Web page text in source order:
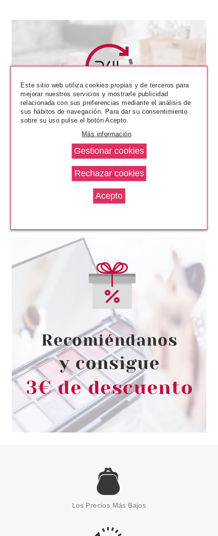
CATRICE
CATRICE STROBING LIGHT
SPECTRUM 030 CANDY
COTTON
Pvr 5.69€
-22%
desde
4.44€
CATRICE
CATRICE ILUMINADOR EN
POLVO MORE THAN GLOW 010
ULTIMATE PLATINUM GLAZE
-17%
desde
3.80€
CATRICE
CATRICE PREBASE
HIDRATANTE AQUA SPLASH
GRIP 30 ML
4.95€
Los Precios Más Bajos
Este sitio web utiliza cookies propias y de terceros para
mejorar nuestros servicios y mostrarle publicidad
relacionada con sus preferencias mediante el análisis de
sus hábitos de navegación. Para dar su consentimiento
sobre su uso pulse el botón Acepto.
Más información